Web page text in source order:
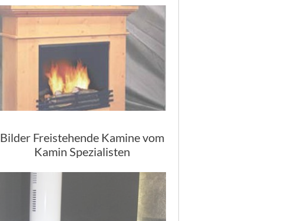
Bilder Freistehende Kamine vom
Kamin Spezialisten